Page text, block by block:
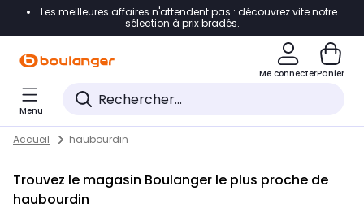
Accéder directement à la navigation
Accéder directement au pied de page
Accéder directement au chatbot
Les meilleures affaires n'attendent pas : découvrez vite notre
sélection à prix bradés.
Me connecterPanier
Menu
Skip to content
Return to Nav
Accueil haubourdin
Trouvez le magasin Boulanger le plus proche de
haubourdin